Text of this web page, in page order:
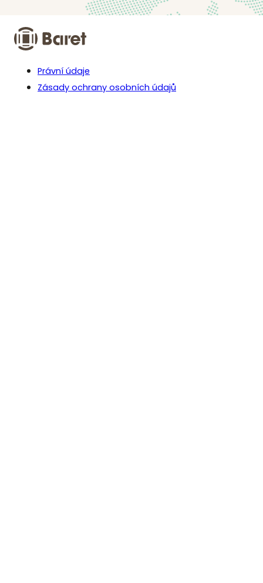
Právní údaje
Zásady ochrany osobních údajů